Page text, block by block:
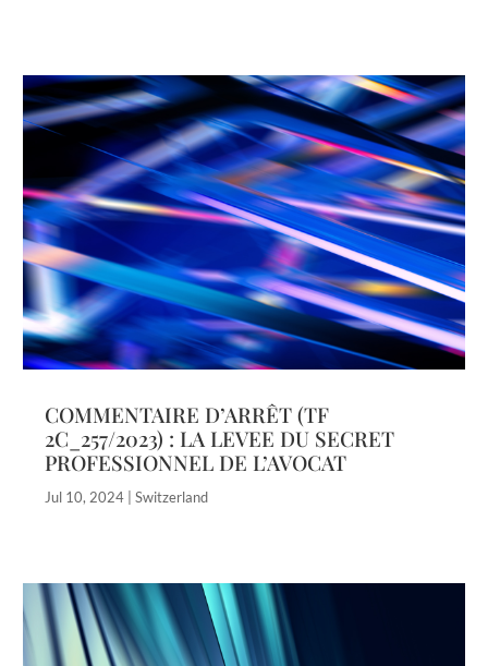
COMMENTAIRE D’ARRÊT (TF
2C_257/2023) : LA LEVEE DU SECRET
PROFESSIONNEL DE L’AVOCAT
Jul 10, 2024 |Switzerland